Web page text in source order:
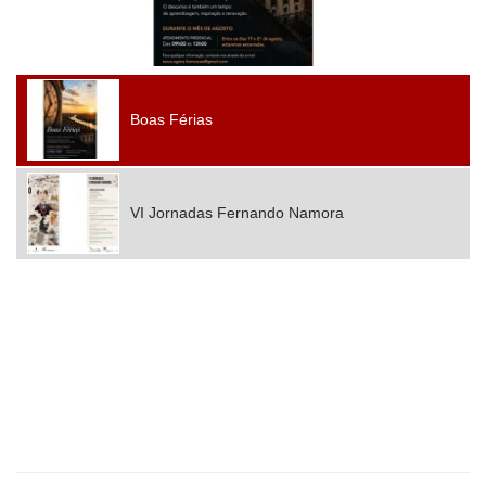
Boas Férias
VI Jornadas Fernando Namora